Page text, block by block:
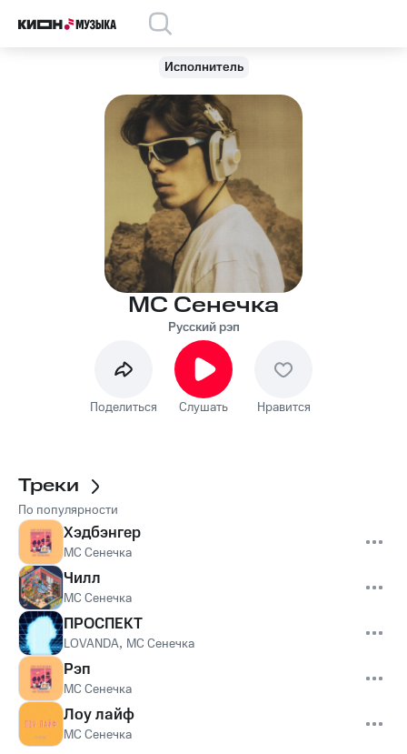
Исполнитель
МС Сенечка
Русский рэп
Поделиться Слушать Нравится
Треки
По популярности
Хэдбэнгер
МС Сенечка
Чилл
МС Сенечка
ПРОСПЕКТ
LOVANDA, МС Сенечка
Рэп
МС Сенечка
Лоу лайф
МС Сенечка